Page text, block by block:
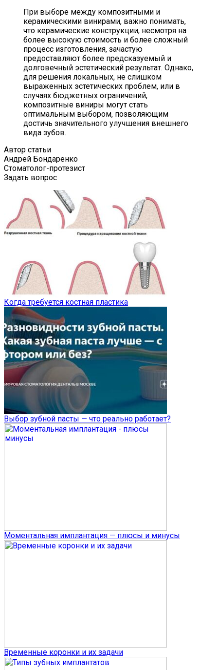
При выборе между композитными и
керамическими винирами, важно понимать,
что керамические конструкции, несмотря на
более высокую стоимость и более сложный
процесс изготовления, зачастую
предоставляют более предсказуемый и
долговечный эстетический результат. Однако,
для решения локальных, не слишком
выраженных эстетических проблем, или в
случаях бюджетных ограничений,
композитные виниры могут стать
оптимальным выбором, позволяющим
достичь значительного улучшения внешнего
вида зубов.
Автор статьи
Андрей Бондаренко
Стоматолог-протезист
Задать вопрос
Когда требуется костная пластика
Выбор зубной пасты — что реально работает?
Моментальная имплантация — плюсы и минусы
Временные коронки и их задачи